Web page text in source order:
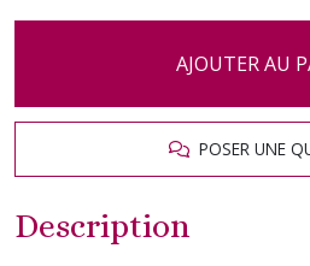
AJOUTER AU
POSER UNE
Description